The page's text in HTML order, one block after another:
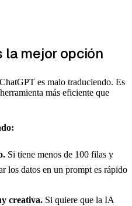
la mejor opción
es malo traduciendo. Es
más eficiente que
Si tiene menos de 100 filas y
los datos en un prompt es rápido
creativa. Si quiere que la IA